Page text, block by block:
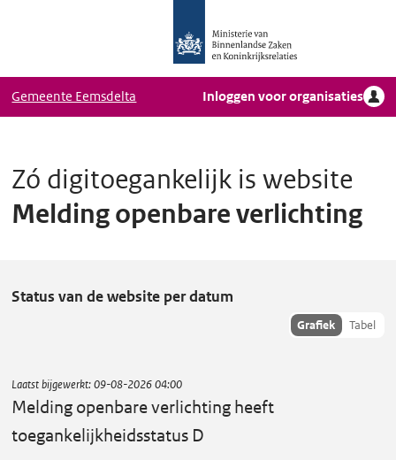
Ministerie
van
Binnenlandse
Zaken
en
Homepage
DigiToegankelijk
Gemeente Eemsdelta Inloggen voor organisaties
Zó digitoegankelijk is website
Melding openbare verlichting
M
i
g
Status van de website per datum
Toon
Grafiek Tabel
Laatst bijgewerkt:09-08-2026 04:00
Melding openbare verlichting heeft
toegankelijkheidsstatus D